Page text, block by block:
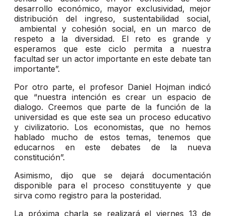
desarrollo económico, mayor exclusividad, mejor
distribución del ingreso, sustentabilidad social,
ambiental y cohesión social, en un marco de
respeto a la diversidad. El reto es grande y
esperamos que este ciclo permita a nuestra
facultad ser un actor importante en este debate tan
importante”.
Por otro parte, el profesor Daniel Hojman indicó
que “nuestra intención es crear un espacio de
dialogo. Creemos que parte de la función de la
universidad es que este sea un proceso educativo
y civilizatorio. Los economistas, que no hemos
hablado mucho de estos temas, tenemos que
educarnos en este debates de la nueva
constitución”.
Asimismo, dijo que se dejará documentación
disponible para el proceso constituyente y que
sirva como registro para la posteridad.
La próxima charla se realizará el viernes 13 de